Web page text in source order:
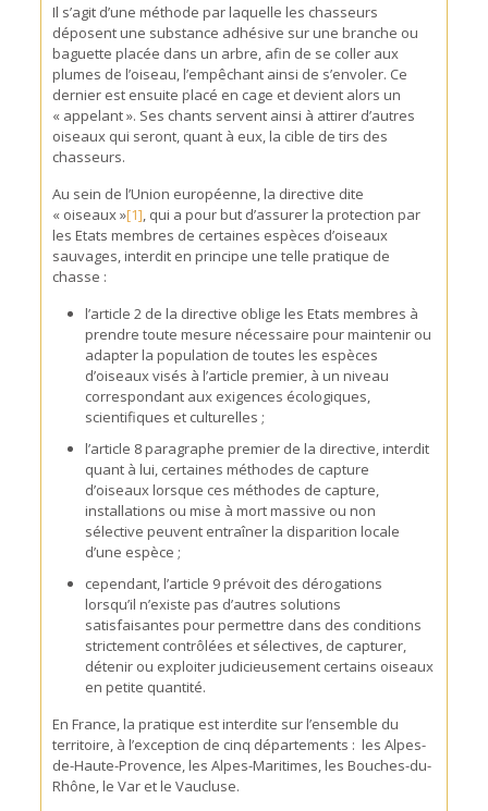
Il s’agit d’une méthode par laquelle les chasseurs
déposent une substance adhésive sur une branche ou
baguette placée dans un arbre, afin de se coller aux
plumes de l’oiseau, l’empêchant ainsi de s’envoler. Ce
dernier est ensuite placé en cage et devient alors un
« appelant ». Ses chants servent ainsi à attirer d’autres
oiseaux qui seront, quant à eux, la cible de tirs des
chasseurs.
Au sein de l’Union européenne, la directive dite
« oiseaux »[1], qui a pour but d’assurer la protection par
les Etats membres de certaines espèces d’oiseaux
sauvages, interdit en principe une telle pratique de
chasse :
l’article 2 de la directive oblige les Etats membres à
prendre toute mesure nécessaire pour maintenir ou
adapter la population de toutes les espèces
d’oiseaux visés à l’article premier, à un niveau
correspondant aux exigences écologiques,
scientifiques et culturelles ;
l’article 8 paragraphe premier de la directive, interdit
quant à lui, certaines méthodes de capture
d’oiseaux lorsque ces méthodes de capture,
installations ou mise à mort massive ou non
sélective peuvent entraîner la disparition locale
d’une espèce ;
cependant, l’article 9 prévoit des dérogations
lorsqu’il n’existe pas d’autres solutions
satisfaisantes pour permettre dans des conditions
strictement contrôlées et sélectives, de capturer,
détenir ou exploiter judicieusement certains oiseaux
en petite quantité.
En France, la pratique est interdite sur l’ensemble du
territoire, à l’exception de cinq départements : les Alpes-
de-Haute-Provence, les Alpes-Maritimes, les Bouches-du-
Rhône, le Var et le Vaucluse.